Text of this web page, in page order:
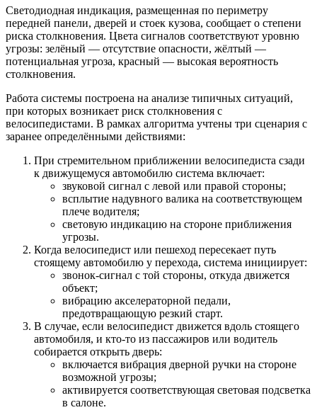
Светодиодная индикация, размещенная по периметру
передней панели, дверей и стоек кузова, сообщает о степени
риска столкновения. Цвета сигналов соответствуют уровню
угрозы: зелёный — отсутствие опасности, жёлтый —
потенциальная угроза, красный — высокая вероятность
столкновения.
Работа системы построена на анализе типичных ситуаций,
при которых возникает риск столкновения с
велосипедистами. В рамках алгоритма учтены три сценария с
заранее определёнными действиями:
При стремительном приближении велосипедиста сзади
к движущемуся автомобилю система включает:
звуковой сигнал с левой или правой стороны;
всплытие надувного валика на соответствующем
плече водителя;
световую индикацию на стороне приближения
угрозы.
Когда велосипедист или пешеход пересекает путь
стоящему автомобилю у перехода, система инициирует:
звонок-сигнал с той стороны, откуда движется
объект;
вибрацию акселераторной педали,
предотвращающую резкий старт.
В случае, если велосипедист движется вдоль стоящего
автомобиля, и кто-то из пассажиров или водитель
собирается открыть дверь:
включается вибрация дверной ручки на стороне
возможной угрозы;
активируется соответствующая световая подсветка
в салоне.